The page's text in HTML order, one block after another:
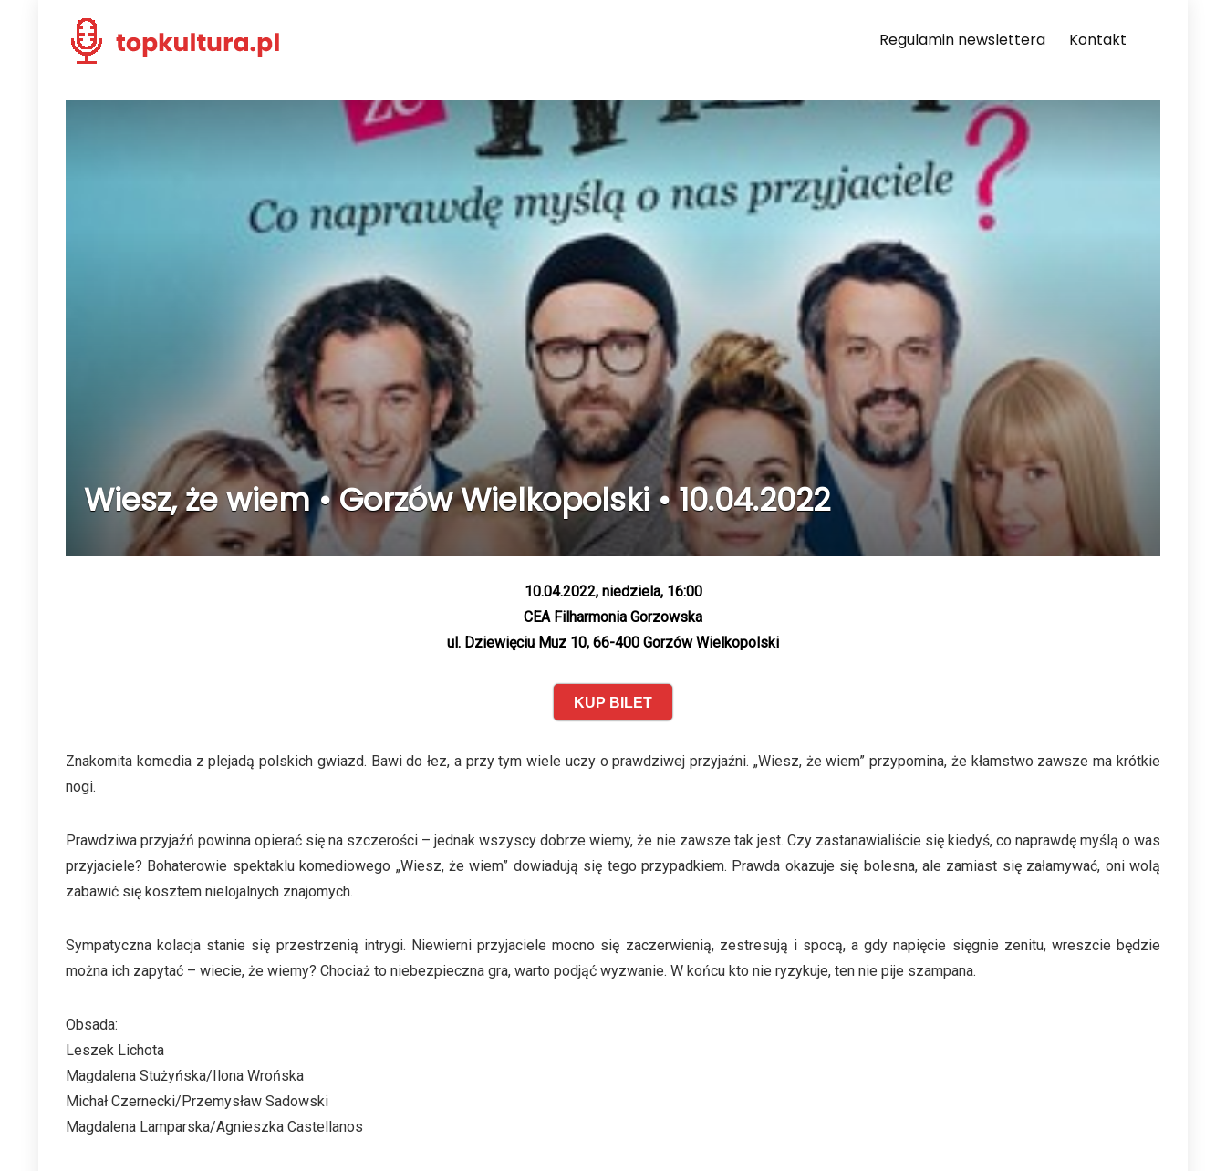
Regulamin newslettera Kontakt
Wiesz, że wiem • Gorzów Wielkopolski • 10.04.2022
10.04.2022, niedziela, 16:00
CEA Filharmonia Gorzowska
ul. Dziewięciu Muz 10, 66-400 Gorzów Wielkopolski
KUP BILET
Znakomita komedia z plejadą polskich gwiazd. Bawi do łez, a przy tym wiele uczy o prawdziwej przyjaźni. „Wiesz, że wiem” przypomina, że kłamstwo zawsze ma krótkie
nogi.
Prawdziwa przyjaźń powinna opierać się na szczerości – jednak wszyscy dobrze wiemy, że nie zawsze tak jest. Czy zastanawialiście się kiedyś, co naprawdę myślą o was
przyjaciele? Bohaterowie spektaklu komediowego „Wiesz, że wiem” dowiadują się tego przypadkiem. Prawda okazuje się bolesna, ale zamiast się załamywać, oni wolą
zabawić się kosztem nielojalnych znajomych.
Sympatyczna kolacja stanie się przestrzenią intrygi. Niewierni przyjaciele mocno się zaczerwienią, zestresują i spocą, a gdy napięcie sięgnie zenitu, wreszcie będzie
można ich zapytać – wiecie, że wiemy? Chociaż to niebezpieczna gra, warto podjąć wyzwanie. W końcu kto nie ryzykuje, ten nie pije szampana.
Obsada:
Leszek Lichota
Magdalena Stużyńska/Ilona Wrońska
Michał Czernecki/Przemysław Sadowski
Magdalena Lamparska/Agnieszka Castellanos